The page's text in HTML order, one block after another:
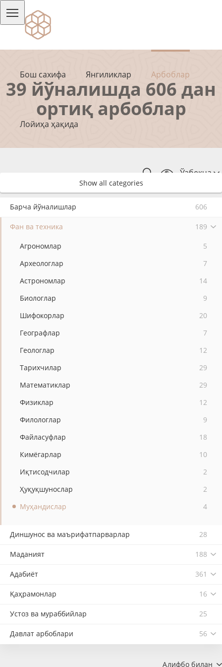
Бош сахифа Янгиликлар Арбоблар
Лойиҳа ҳақида
Ўзбекча
39 йўналишда 606 дан
ортиқ арбоблар
Show all categories
Барча йўналишлар 606
Фан ва техника 189
Агрономлар
5
Археологлар
7
Астрономлар
14
Биологлар
9
Шифокорлар
20
Географлар
7
Геологлар
12
Тарихчилар
29
Математиклар
29
Физиклар
12
Филологлар
9
Файласуфлар
18
Кимёгарлар
10
Иқтисодчилар
2
Ҳуқуқшунослар
2
Муҳандислар
4
Диншунос ва маърифатпарварлар 28
Маданият 188
Адабиёт 361
Қаҳрамонлар 16
Устоз ва мураббийлар 25
Давлат арбоблари 56
Алифбо билан